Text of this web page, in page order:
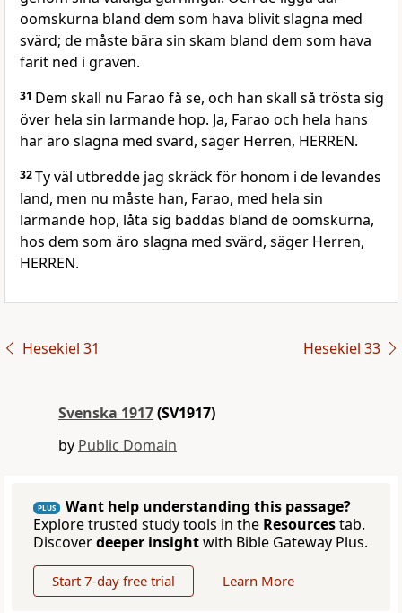
oomskurna bland dem som hava blivit slagna med
svärd; de måste bära sin skam bland dem som hava
farit ned i graven.
31 Dem skall nu Farao få se, och han skall så trösta sig
över hela sin larmande hop. Ja, Farao och hela hans
har äro slagna med svärd, säger Herren, HERREN.
32Ty väl utbredde jag skräck för honom i de levandes
land, men nu måste han, Farao, med hela sin
larmande hop, låta sig bäddas bland de oomskurna,
hos dem som äro slagna med svärd, säger Herren,
HERREN.
Hesekiel 31 Hesekiel 33
Svenska 1917(SV1917)
by Public Domain
PLUS
Want help understanding this passage?
Explore trusted study tools in the Resourcestab.
Discoverdeeper insightwith Bible Gateway Plus.
Start 7-day free trial Learn More